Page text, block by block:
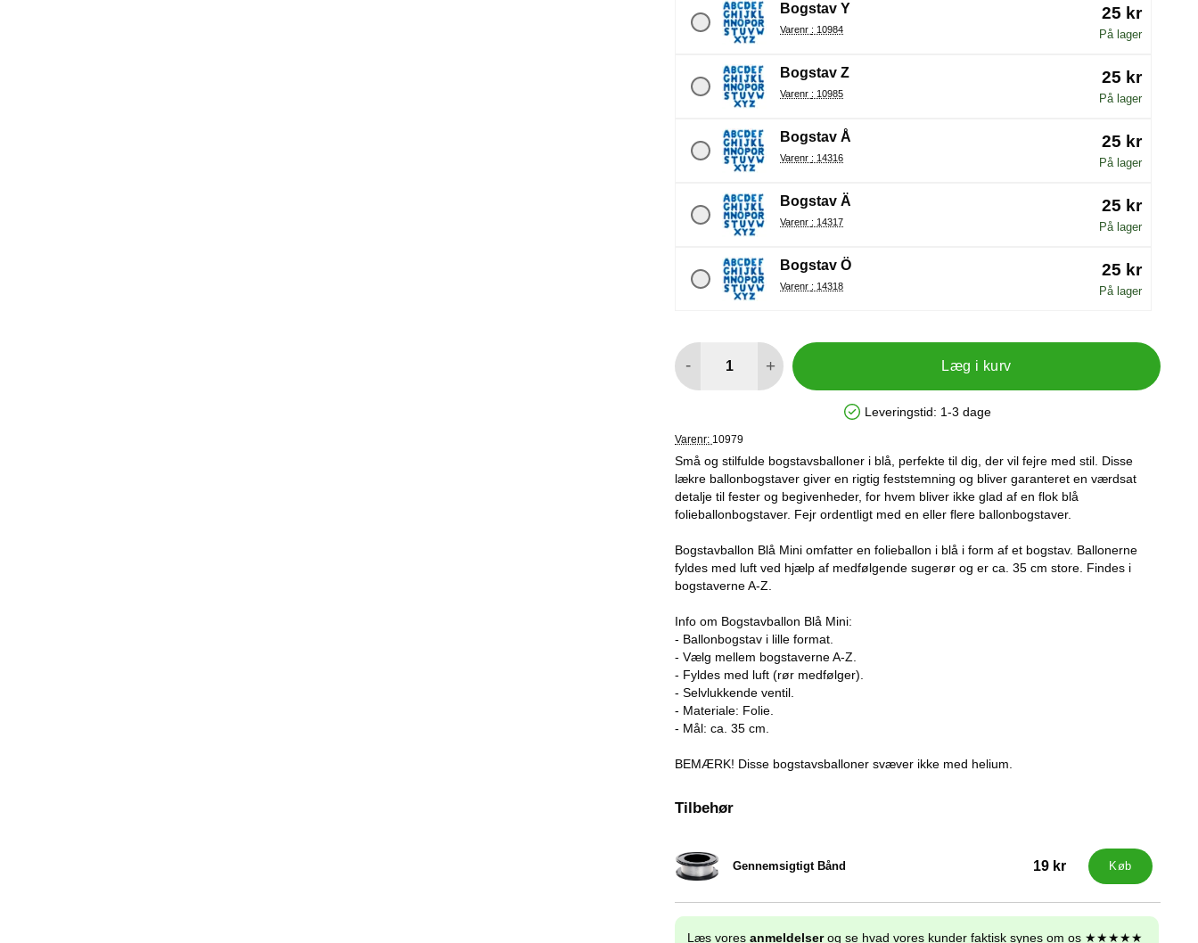
Bogstav Y
Varenr : 10984
25 kr
På lager
Bogstav Z
Varenr : 10985
25 kr
På lager
Bogstav Å
Varenr : 14316
25 kr
På lager
Bogstav Ä
Varenr : 14317
25 kr
På lager
Bogstav Ö
Varenr : 14318
25 kr
På lager
- + Læg i kurv
Produkttilgængelighed: På lager
Leveringstid: 1-3 dage
Varenr: 10979
Små og stilfulde bogstavsballoner i blå, perfekte til dig, der vil fejre med stil. Disse
lækre ballonbogstaver giver en rigtig feststemning og bliver garanteret en værdsat
detalje til fester og begivenheder, for hvem bliver ikke glad af en flok blå
folieballonbogstaver. Fejr ordentligt med en eller flere ballonbogstaver.
Bogstavballon Blå Mini omfatter en folieballon i blå i form af et bogstav. Ballonerne
fyldes med luft ved hjælp af medfølgende sugerør og er ca. 35 cm store. Findes i
bogstaverne A-Z.
Info om Bogstavballon Blå Mini:
- Ballonbogstav i lille format.
- Vælg mellem bogstaverne A-Z.
- Fyldes med luft (rør medfølger).
- Selvlukkende ventil.
- Materiale: Folie.
- Mål: ca. 35 cm.
BEMÆRK! Disse bogstavsballoner svæver ikke med helium.
Tilbehør
Gennemsigtigt Bånd
Varenr 32222 19 kr Køb
Læs vores anmeldelserog se hvad vores kunder faktisk synes om os ★★★★★